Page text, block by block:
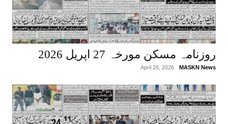
روزنامہ مسکن مورخہ 27 اپریل 2026
MASKN News
April 26, 2026